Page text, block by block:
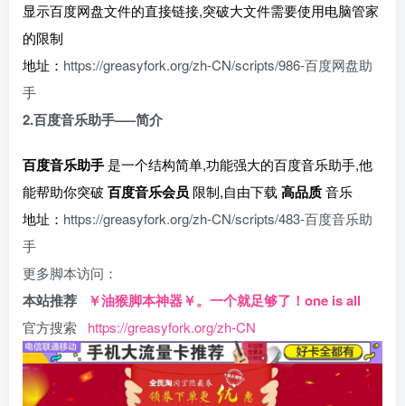
显示百度网盘文件的直接链接,突破大文件需要使用电脑管家
的限制
地址： https://greasyfork.org/zh-CN/scripts/986-百度网盘助
手
2.百度音乐助手—–简介
百度音乐助手是一个结构简单,功能强大的百度音乐助手,他
能帮助你突破 百度音乐会员 限制,自由下载 高品质音乐
地址： https://greasyfork.org/zh-CN/scripts/483-百度音乐助
手
更多脚本访问：
本站推荐 ￥油猴脚本神器￥。一个就足够了！one is all
官方搜索 https://greasyfork.org/zh-CN